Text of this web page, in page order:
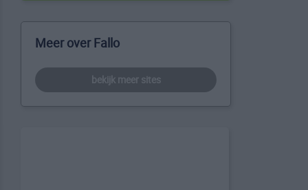
Meer over Fallo
bekijk meer sites